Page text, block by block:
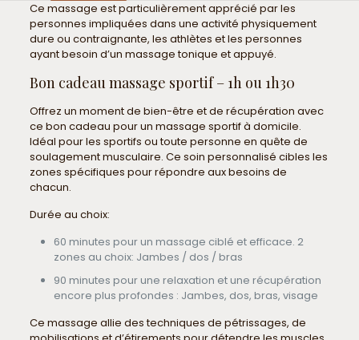
Ce massage est particulièrement apprécié par les
personnes impliquées dans une activité physiquement
dure ou contraignante, les athlètes et les personnes
ayant besoin d’un massage tonique et appuyé.
Bon cadeau massage sportif – 1h ou 1h30
Offrez un moment de bien-être et de récupération avec
ce bon cadeau pour un massage sportif à domicile.
Idéal pour les sportifs ou toute personne en quête de
soulagement musculaire. Ce soin personnalisé cibles les
zones spécifiques pour répondre aux besoins de
chacun.
Durée au choix:
60 minutes pour un massage ciblé et efficace. 2
zones au choix: Jambes / dos / bras
90 minutes pour une relaxation et une récupération
encore plus profondes : Jambes, dos, bras, visage
Ce massage allie des techniques de pétrissages, de